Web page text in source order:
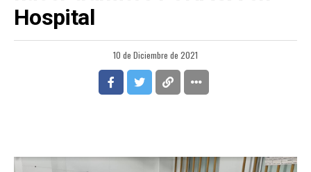
Hospital
10 de Diciembre de 2021